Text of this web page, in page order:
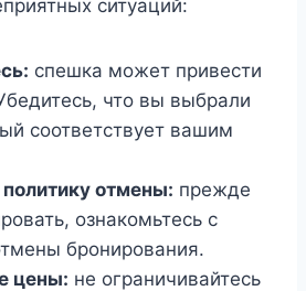
ситуаций:
спешка может привести
что вы выбрали
соответствует вашим
отмены: прежде
ознакомьтесь с
бронирования.
цены: не ограничивайтесь